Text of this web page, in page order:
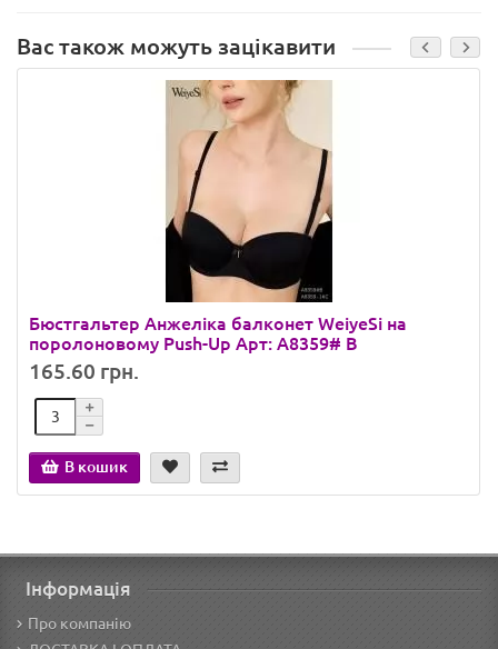
Вас також можуть зацікавити
Бюстгальтер Анжеліка балконет WeiyeSi на
поролоновому Push-Up Арт: A8359# B
165.60 грн.
В кошик
Інформація
Про компанію